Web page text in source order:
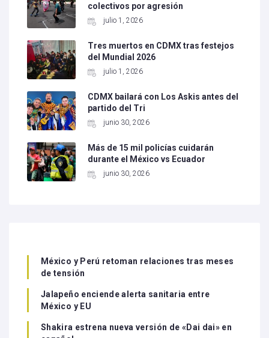
colectivos por agresión
julio 1, 2026
Tres muertos en CDMX tras festejos
del Mundial 2026
julio 1, 2026
CDMX bailará con Los Askis antes del
partido del Tri
junio 30, 2026
Más de 15 mil policías cuidarán
durante el México vs Ecuador
junio 30, 2026
México y Perú retoman relaciones tras meses
de tensión
Jalapeño enciende alerta sanitaria entre
México y EU
Shakira estrena nueva versión de «Dai dai» en